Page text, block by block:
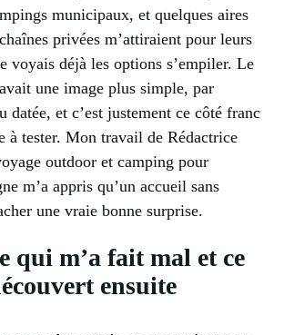
municipaux, et quelques aires
privées m’attiraient pour leurs
voyais déjà les options s’empiler. Le
une image plus simple, par
datée, et c’est justement ce côté franc
à tester. Mon travail de Rédactrice
outdoor et camping pour
m’a appris qu’un accueil sans
une vraie bonne surprise.
qui m’a fait mal et ce
ensuite